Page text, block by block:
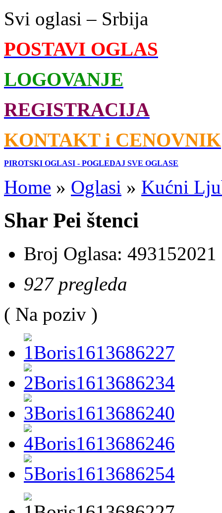
Svi oglasi – Srbija
POSTAVI OGLAS
LOGOVANJE
REGISTRACIJA
KONTAKT i CENOVNIK
PIROTSKI OGLASI - POGLEDAJ SVE OGLASE
Home » Oglasi » Kućni
Shar Pei štenci
Broj Oglasa: 493152021
927 pregleda
( Na poziv )